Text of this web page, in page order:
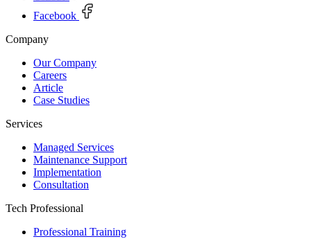
Facebook
Company
Our Company
Careers
Article
Case Studies
Services
Managed Services
Maintenance Support
Implementation
Consultation
Tech Professional
Professional Training